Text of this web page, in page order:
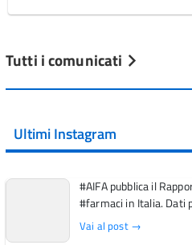
Tutti i comunicati
Ultimi Instagram
#AIFA pubblica il
#farmaci in Italia. Dati
Vai al post →